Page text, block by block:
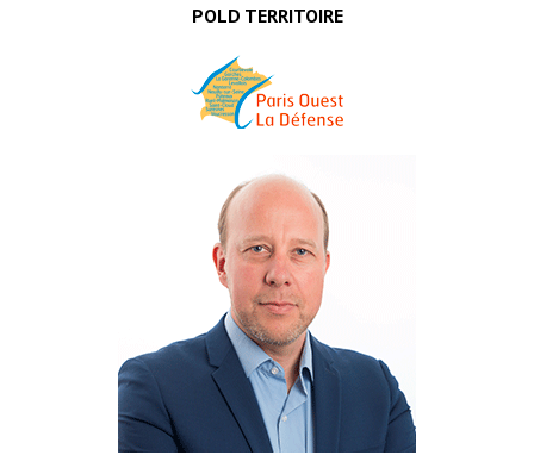
POLD TERRITOIRE